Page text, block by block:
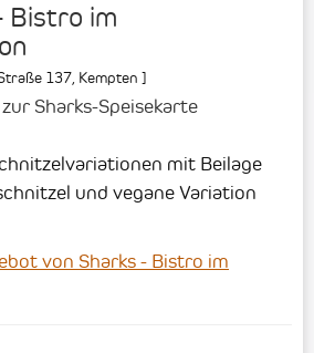
Bistro im
137 Kempten ]
Sharks-Speisekarte
mit Beilage
und vegane Variation
von Sharks - Bistro im